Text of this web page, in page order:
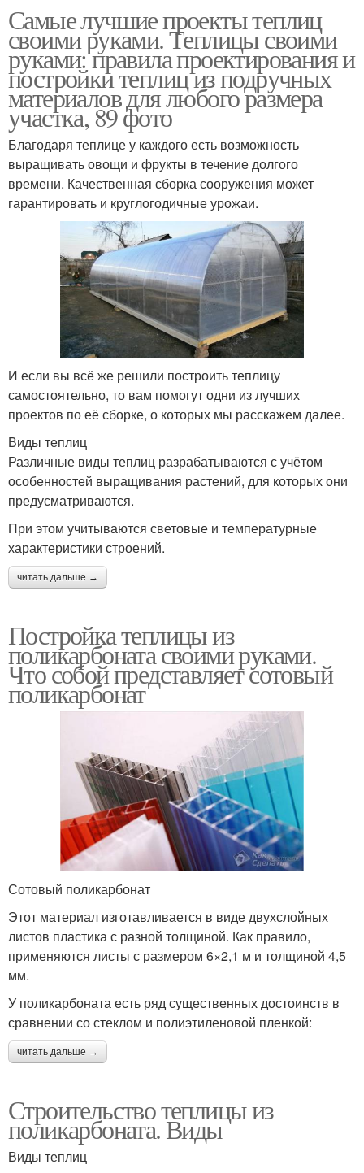
Самые лучшие проекты теплиц
своими руками. Теплицы своими
руками: правила проектирования и
постройки теплиц из подручных
материалов для любого размера
участка, 89 фото
Благодаря теплице у каждого есть возможность
выращивать овощи и фрукты в течение долгого
времени. Качественная сборка сооружения может
гарантировать и круглогодичные урожаи.
И если вы всё же решили построить теплицу
самостоятельно, то вам помогут одни из лучших
проектов по её сборке, о которых мы расскажем далее.
Виды теплиц
Различные виды теплиц разрабатываются с учётом
особенностей выращивания растений, для которых они
предусматриваются.
При этом учитываются световые и температурные
характеристики строений.
читать дальше →
Постройка теплицы из
поликарбоната своими руками.
Что собой представляет сотовый
поликарбонат
Сотовый поликарбонат
Этот материал изготавливается в виде двухслойных
листов пластика с разной толщиной. Как правило,
применяются листы с размером 6×2,1 м и толщиной 4,5
мм.
У поликарбоната есть ряд существенных достоинств в
сравнении со стеклом и полиэтиленовой пленкой:
читать дальше →
Строительство теплицы из
поликарбоната. Виды
Виды теплиц